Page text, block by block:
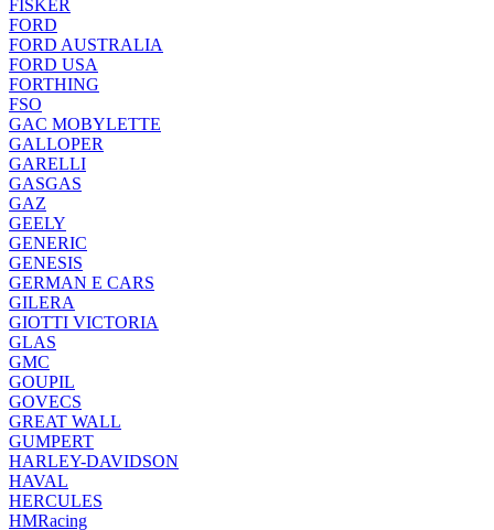
FISKER
FORD
FORD AUSTRALIA
FORD USA
FORTHING
FSO
GAC MOBYLETTE
GALLOPER
GARELLI
GASGAS
GAZ
GEELY
GENERIC
GENESIS
GERMAN E CARS
GILERA
GIOTTI VICTORIA
GLAS
GMC
GOUPIL
GOVECS
GREAT WALL
GUMPERT
HARLEY-DAVIDSON
HAVAL
HERCULES
HMRacing